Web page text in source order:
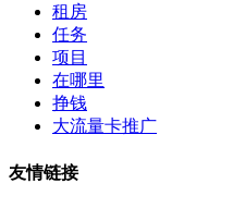
租房
任务
项目
在哪里
挣钱
大流量卡推广
友情链接